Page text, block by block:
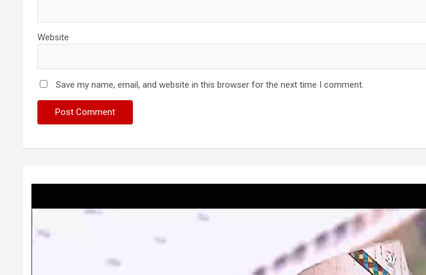
Website
Save my name, email, and website in this browser for the next time I comment.